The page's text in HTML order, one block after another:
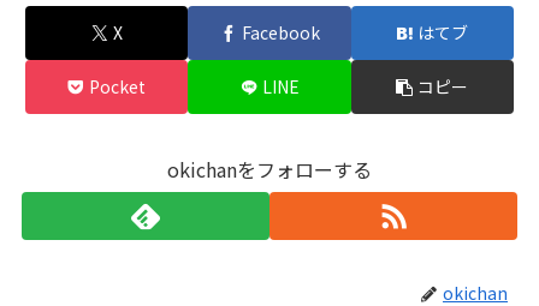
X Facebook はてブ
Pocket LINE コピー
okichanをフォローする
okichan